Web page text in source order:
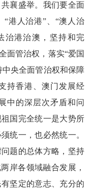
襄盛举。我们要全面
“港人治港”、“澳人治
治港治澳，坚持和完
面管治权，落实“爱国
中央全面管治权和保障
持香港、澳门发展经
中的深层次矛盾和问
国完全统一是大势所
统一，也必然统一。
题的总体方略，坚持
岸各领域融合发展，
坚定的意志、充分的